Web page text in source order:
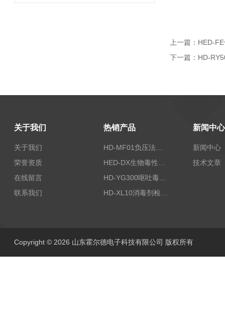
上一篇： HED-
下一篇： HD-
关于我们
关于我们
荣誉资质
在线留言
联系我们
热销产品
HD-MF01负压法密封性测试仪
新闻中心
新闻中心
技术文章
Copyright © 2026 山东霍尔德电子科技有限公司 版权所有